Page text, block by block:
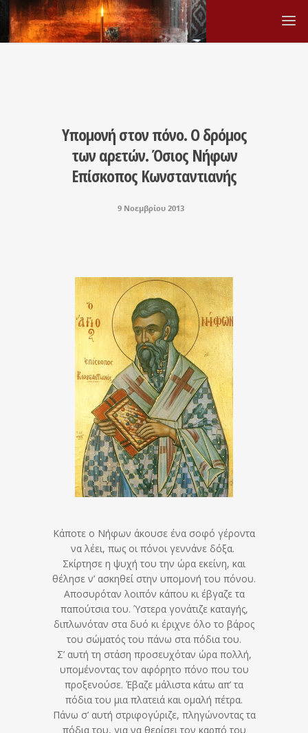
Υπομονή στον πόνο. Ο δρόμος
των αρετών. Όσιος Νήφων
Επίσκοπος Κωνσταντιανής
9 Νοεμβρίου 2013
Κάποτε ο Νήφων άκουσε ένα σοφό γέροντα
να λέει, πως οι πόνοι γεννάνε δόξα.
Σκίρτησε η ψυχή του την ώρα εκείνη, και
θέλησε ν’ ασκηθεί στην υπομονή του πόνου.
Αποσυρόταν λοιπόν κάπου κι έβγαζε τα
παπούτσια του. Ύστερα γονάτιζε καταγής,
διπλωνόταν στα δυό κι έριχνε όλο το βάρος
του σώματός του πάνω στα πόδια του.
Σ’ αυτή τη στάση προσευχόταν ώρα πολλή,
υπομένοντας τον αφόρητο πόνο που του
προξενούσε. Έβαζε μάλιστα κάτω απ’ τα
πόδια του μια πλατειά και ομαλή πέτρα.
Πάνω σ’ αυτή στριφογύριζε, πληγώνοντας τα
πόδια του, για να θερίσει τον καρπό του